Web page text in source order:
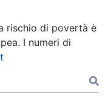
rischio di povertà è
I numeri di